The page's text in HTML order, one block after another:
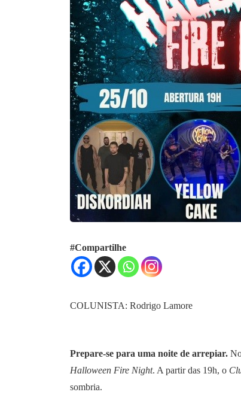
#Compartilhe
COLUNISTA: Rodrigo Lamore
Prepare-se para uma noite de arrepiar.
Halloween Fire Night. A partir das 19h, o
sombria.